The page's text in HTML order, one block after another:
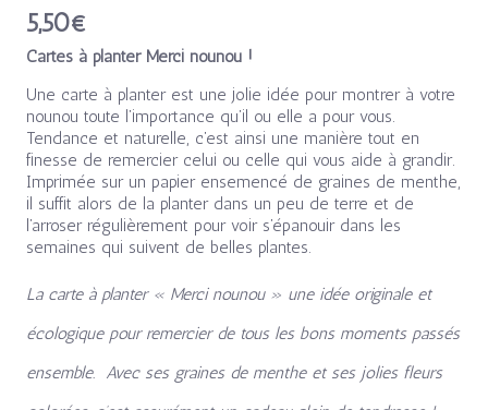
5,50€
Cartes à planter Merci nounou !
Une carte à planter est une jolie idée pour montrer à votre
nounou toute l’importance qu’il ou elle a pour vous.
Tendance et naturelle, c’est ainsi une manière tout en
finesse de remercier celui ou celle qui vous aide à grandir.
Imprimée sur un papier ensemencé de graines de menthe,
il suffit alors de la planter dans un peu de terre et de
l’arroser régulièrement pour voir s’épanouir dans les
semaines qui suivent de belles plantes.
La carte à planter « Merci nounou » une idée originale et
écologique pour remercier de tous les bons moments passés
ensemble. Avec ses graines de menthe et ses jolies fleurs